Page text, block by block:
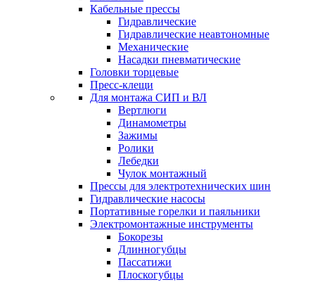
Кабельные прессы
Гидравлические
Гидравлические неавтономные
Механические
Насадки пневматические
Головки торцевые
Пресс-клещи
Для монтажа СИП и ВЛ
Вертлюги
Динамометры
Зажимы
Ролики
Лебедки
Чулок монтажный
Прессы для электротехнических шин
Гидравлические насосы
Портативные горелки и паяльники
Электромонтажные инструменты
Бокорезы
Длинногубцы
Пассатижи
Плоскогубцы